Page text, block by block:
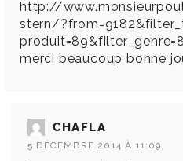
http://
stern/
merci beaucoup bonne
CHAFLA
5 DÉCEMBRE 2014 À 11:09